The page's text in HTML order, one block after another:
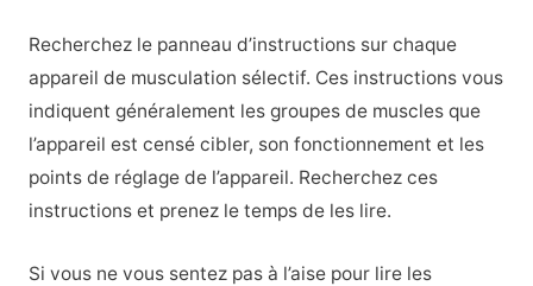
Recherchez le panneau d’instructions sur chaque
appareil de musculation sélectif. Ces instructions vous
indiquent généralement les groupes de muscles que
l’appareil est censé cibler, son fonctionnement et les
points de réglage de l’appareil. Recherchez ces
instructions et prenez le temps de les lire.
Si vous ne vous sentez pas à l’aise pour lire les